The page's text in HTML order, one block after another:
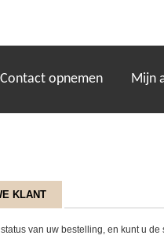
Contact opnemen Mijn
KLANT
van uw bestelling, en kunt u